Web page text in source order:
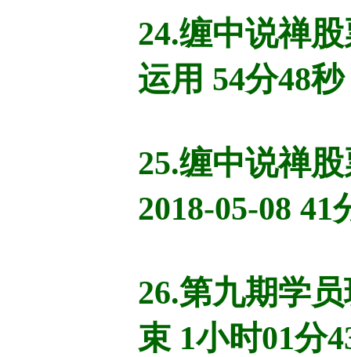
24.缠中说禅
运用 54分48秒
25.缠中说禅
2018-05-08 41
26.第九期学
束 1小时01分